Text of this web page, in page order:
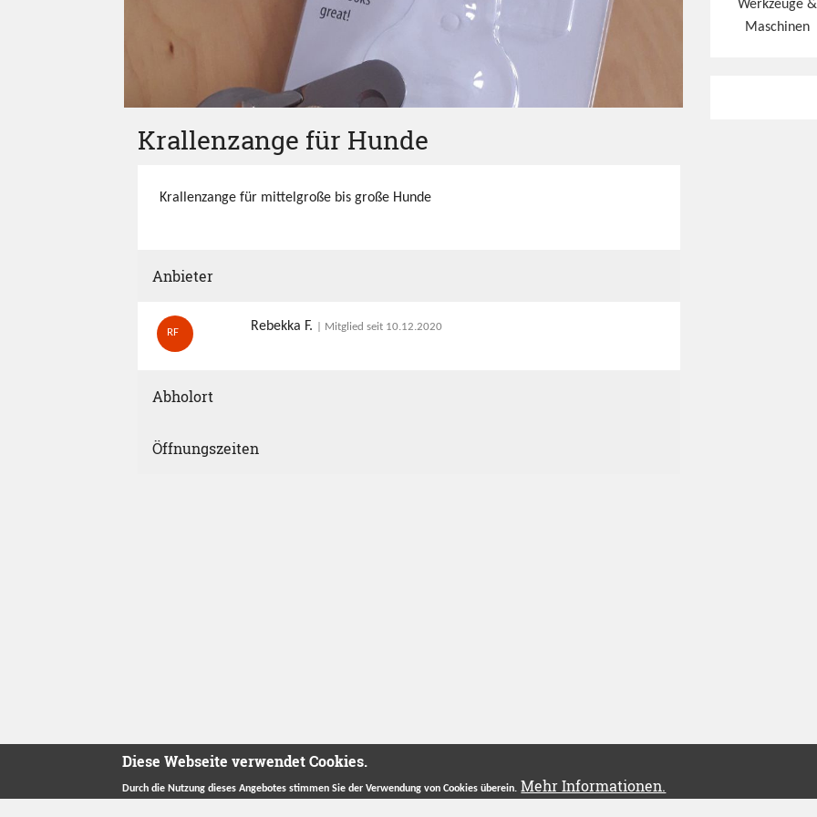
Werkzeuge &
Maschinen
Krallenzange für Hunde
Krallenzange für mittelgroße bis große Hunde
Anbieter
RF Rebekka F. | Mitglied seit 10.12.2020
Abholort
Öffnungszeiten
Diese Webseite verwendet Cookies.
Durch die Nutzung dieses Angebotes stimmen Sie der Verwendung von Cookies überein. Mehr Informationen.